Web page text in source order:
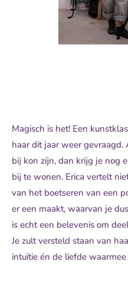
Magisch is het! Een
haar dit jaar weer
bij kon zijn, dan krijg je nog
bij te wonen. Erica vertelt
van het boetseren van een
er een maakt, waarvan je
is echt een belevenis om
Je zult versteld staan van
intuïtie én de liefde